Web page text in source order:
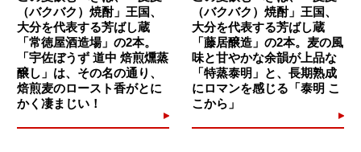
（バクバク）焼酎」王国、
大分を代表する芳ばし蔵
「常徳屋酒造場」の2本。
「宇佐ぼうず 道中 焙煎燻蒸
醸し」は、その名の通り、
焙煎麦のロースト香がとに
かく凄まじい！
（バクバク）焼酎」王国、
大分を代表する芳ばし蔵
「藤居醸造」の2本。麦の風
味と甘やかな余韻が上品な
「特蒸泰明」と、長期熟成
にロマンを感じる「泰明 こ
こから」